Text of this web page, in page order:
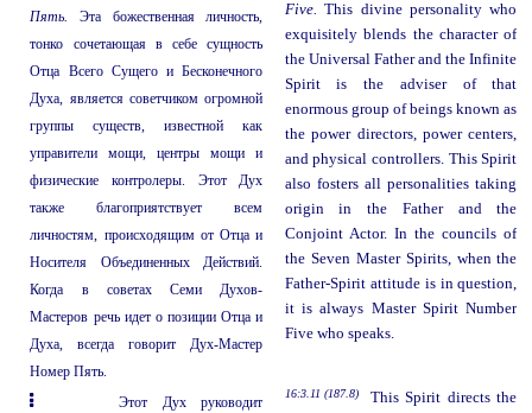
Пять.
Эта божественная личность,
тонко сочетающая в себе сущность
Отца Всего Сущего и Бесконечного
Духа, является советчиком огромной
группы существ, известной как
управители мощи, центры мощи и
физические контролеры. Этот Дух
также благоприятствует всем
личностям, происходящим от Отца и
Носителя Объединенных Действий.
Когда в советах Семи Духов-
Мастеров речь идет о позиции Отца и
Духа, всегда говорит Дух-Мастер
Номер Пять.
Five. This divine personality who
exquisitely blends the character of
the Universal Father and the Infinite
Spirit is the adviser of that
enormous group of beings known as
the power directors, power centers,
and physical controllers. This Spirit
also fosters all personalities taking
origin in the Father and the
Conjoint Actor. In the councils of
the Seven Master Spirits, when the
Father-Spirit attitude is in question,
it is always Master Spirit Number
Five who speaks.
Этот Дух руководит
16:3.11 (187.8)
This Spirit directs the